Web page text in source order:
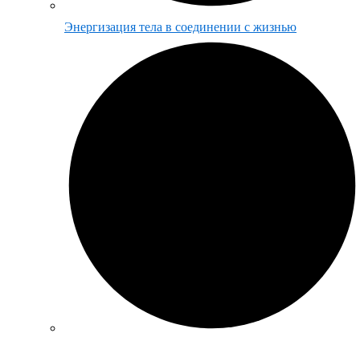
Энергизация тела в соединении с жизнью